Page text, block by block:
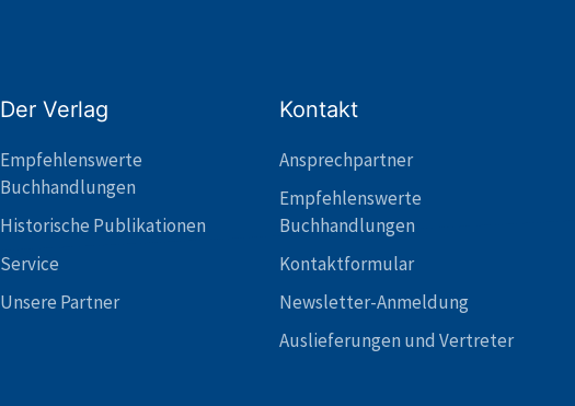
Der Verlag
Empfehlenswerte
Buchhandlungen
Historische Publikationen
Service
Unsere Partner
Kontakt
Ansprechpartner
Empfehlenswerte
Buchhandlungen
Kontaktformular
Newsletter-Anmeldung
Auslieferungen und Vertreter